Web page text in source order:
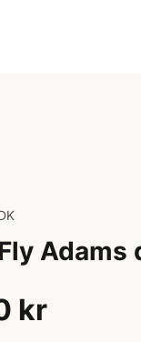
Adams
kr